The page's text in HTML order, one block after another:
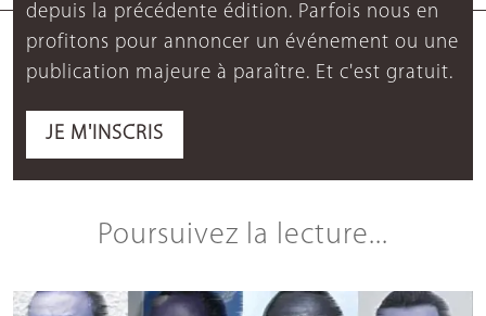
depuis la précédente édition. Parfois nous en
profitons pour annoncer un événement ou une
publication majeure à paraître. Et c'est gratuit.
JE M'INSCRIS
Poursuivez la lecture...